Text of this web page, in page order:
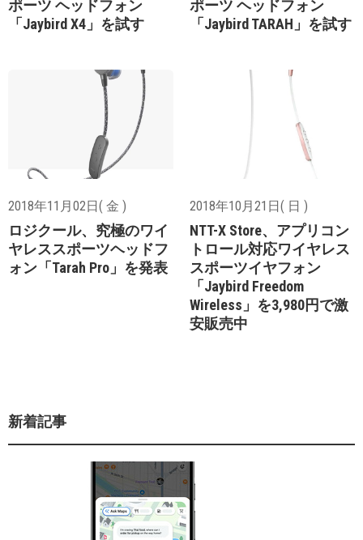
ポーツ ヘッドフォン
「Jaybird X4」を試す
ポーツ ヘッドフォン
「Jaybird TARAH」を試す
2018年11月02日( 金 )
ロジクール、究極のワイ
ヤレススポーツヘッドフ
ォン「Tarah Pro」を発表
2018年10月21日( 日 )
NTT-X Store、アプリコン
トロール対応ワイヤレス
スポーツイヤフォン
「Jaybird Freedom
Wireless」を3,980円で激
安販売中
新着記事